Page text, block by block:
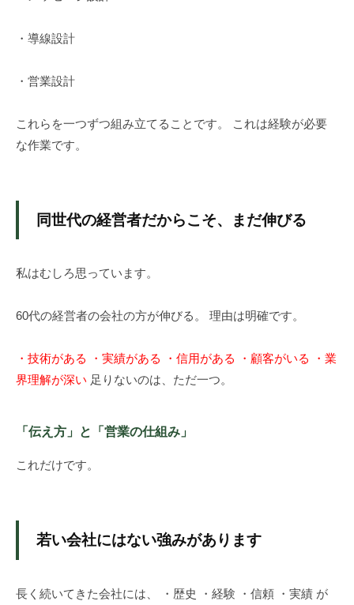
・導線設計
・営業設計
これらを一つずつ組み立てることです。 これは経験が必要
な作業です。
同世代の経営者だからこそ、まだ伸びる
私はむしろ思っています。
60代の経営者の会社の方が伸びる。 理由は明確です。
・技術がある ・実績がある ・信用がある ・顧客がいる
・業
界理解が深い 足りないのは、ただ一つ。
「伝え方」と「営業の仕組み」
これだけです。
若い会社にはない強みがあります
長く続いてきた会社には、 ・歴史 ・経験 ・信頼 ・実績 が